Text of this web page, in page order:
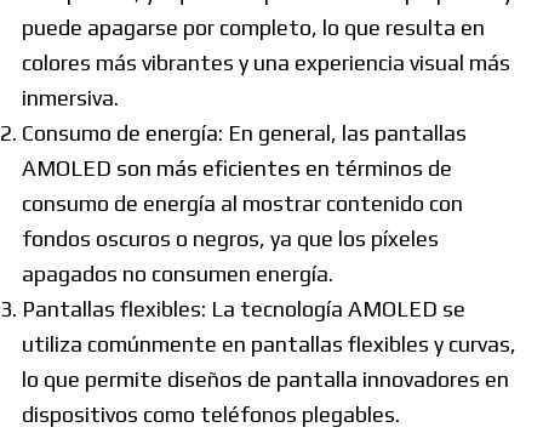
puede apagarse por completo, lo que resulta en
colores más vibrantes y una experiencia visual más
inmersiva.
Consumo de energía: En general, las pantallas
AMOLED son más eficientes en términos de
consumo de energía al mostrar contenido con
fondos oscuros o negros, ya que los píxeles
apagados no consumen energía.
Pantallas flexibles: La tecnología AMOLED se
utiliza comúnmente en pantallas flexibles y curvas,
lo que permite diseños de pantalla innovadores en
dispositivos como teléfonos plegables.